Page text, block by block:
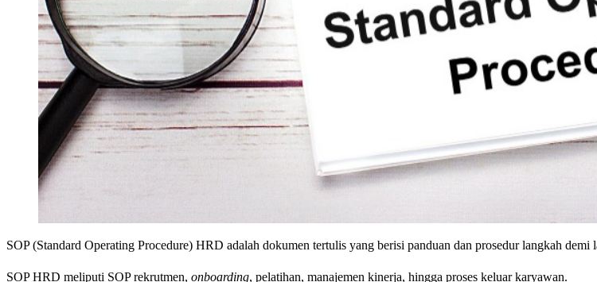
SOP (Standard Operating Procedure) HRD adalah dokumen tertulis yang berisi panduan dan prosedur langkah
SOP HRD meliputi SOP rekrutmen, onboarding, pelatihan, manajemen kinerja, hingga proses keluar karyawan.